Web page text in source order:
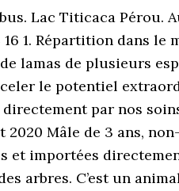
Lac Titicaca Pérou.
1. Répartition dans
lamas de plusieurs
le potentiel
par nos
2020 Mâle de 3 ans,
importées
arbres. C’est un